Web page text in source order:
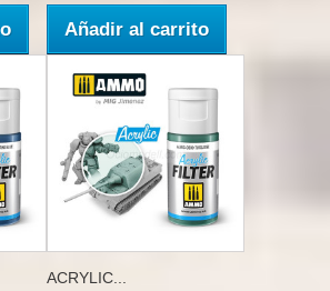
Añadir al carrito
ACRYLIC...